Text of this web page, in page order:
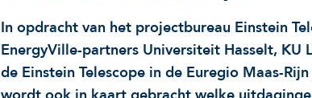
In opdracht van het projectbureau Einstein
EnergyVille-partners Universiteit Hasselt, KU
de Einstein Telescope in de Euregio Maas-